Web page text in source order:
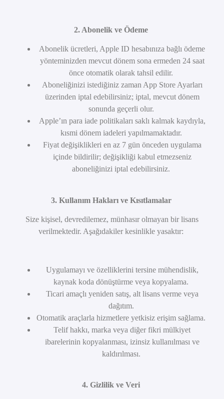
2. Abonelik ve Ödeme
Abonelik ücretleri, Apple ID hesabınıza bağlı ödeme
yönteminizden mevcut dönem sona ermeden 24 saat
önce otomatik olarak tahsil edilir.
Aboneliğinizi istediğiniz zaman App Store Ayarları
üzerinden iptal edebilirsiniz; iptal, mevcut dönem
sonunda geçerli olur.
Apple’ın para iade politikaları saklı kalmak kaydıyla,
kısmi dönem iadeleri yapılmamaktadır.
Fiyat değişiklikleri en az 7 gün önceden uygulama
içinde bildirilir; değişikliği kabul etmezseniz
aboneliğinizi iptal edebilirsiniz.
3. Kullanım Hakları ve Kısıtlamalar
Size kişisel, devredilemez, münhasır olmayan bir lisans
verilmektedir. Aşağıdakiler kesinlikle yasaktır:
Uygulamayı ve özelliklerini tersine mühendislik,
kaynak koda dönüştürme veya kopyalama.
Ticari amaçlı yeniden satış, alt lisans verme veya
dağıtım.
Otomatik araçlarla hizmetlere yetkisiz erişim sağlama.
Telif hakkı, marka veya diğer fikri mülkiyet
ibarelerinin kopyalanması, izinsiz kullanılması ve
kaldırılması.
4. Gizlilik ve Veri